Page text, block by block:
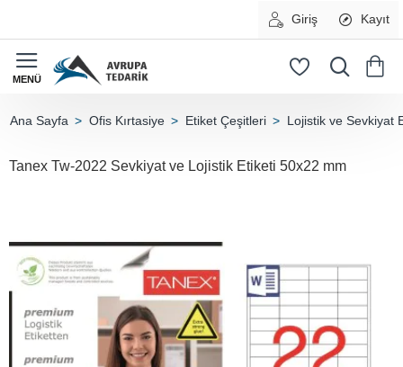
Giriş Kayıt
Ofis Kırtasiye Etiket Çeşitleri Lojistik ve Sevkiyat
Tanex Tw-2022 Sevkiyat ve Lojistik Etiketi 50x22 mm